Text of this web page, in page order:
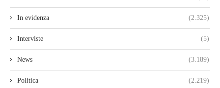
In evidenza (2.325)
Interviste (5)
News (3.189)
Politica (2.219)